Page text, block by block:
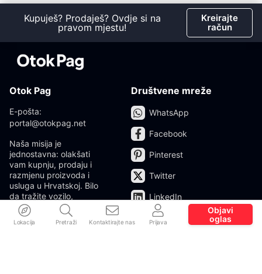
Kupuješ? Prodaješ? Ovdje si na
pravom mjestu!
Kreirajte
račun
Otok Pag
E-pošta:
portal@otokpag.net
Naša misija je
jednostavna: olakšati
vam kupnju, prodaju i
razmjenu proizvoda i
usluga u Hrvatskoj. Bilo
da tražite vozilo,
elektroniku, nekretninu ili
želite oglasiti svoj
proizvod ili uslugu, ovdje
Društvene mreže
WhatsApp
Facebook
Pinterest
Twitter
LinkedIn
Lokacija Pretraži Kontaktirajte nas Prijava
Objavi
oglas